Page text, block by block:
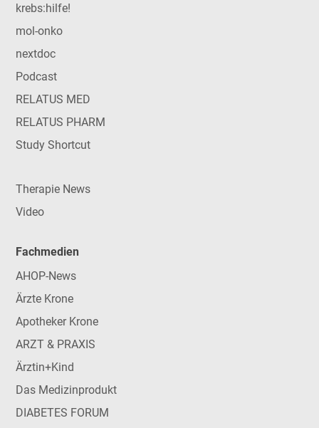
krebs:hilfe!
mol-onko
nextdoc
Podcast
RELATUS MED
RELATUS PHARM
Study Shortcut
Therapie News
Video
Fachmedien
AHOP-News
Ärzte Krone
Apotheker Krone
ARZT & PRAXIS
Ärztin+Kind
Das Medizinprodukt
DIABETES FORUM